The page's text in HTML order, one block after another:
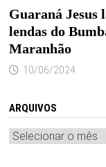
Guaraná Jesus
lendas do
Maranhão
10/06/2024
ARQUIVOS
Arquivos